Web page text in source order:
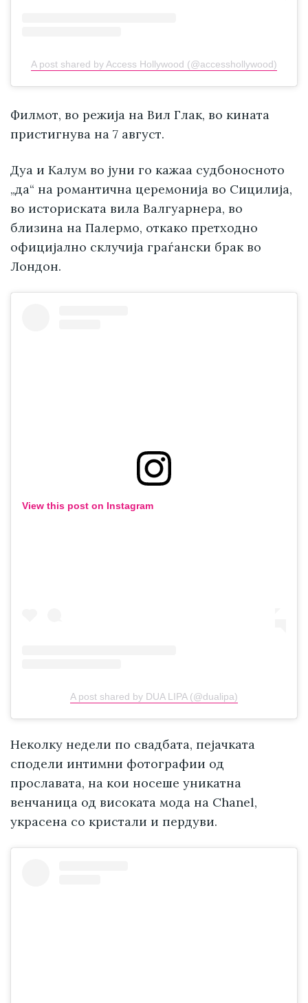
A post shared by Access Hollywood (@accesshollywood)
Филмот, во режија на Вил Глак, во кината
пристигнува на 7 август.
Дуа и Калум во јуни го кажаа судбоносното
„да“ на романтична церемонија во Сицилија,
во историската вила Валгуарнера, во
близина на Палермо, откако претходно
официјално склучија граѓански брак во
Лондон.
View this post on Instagram
A post shared by DUA LIPA (@dualipa)
Неколку недели по свадбата, пејачката
сподели интимни фотографии од
прославата, на кои носеше уникатна
венчаница од високата мода на Chanel,
украсена со кристали и пердуви.